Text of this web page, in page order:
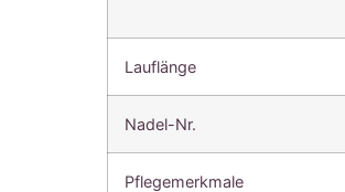
Lauflänge
Nadel-Nr.
Pflegemerkmale